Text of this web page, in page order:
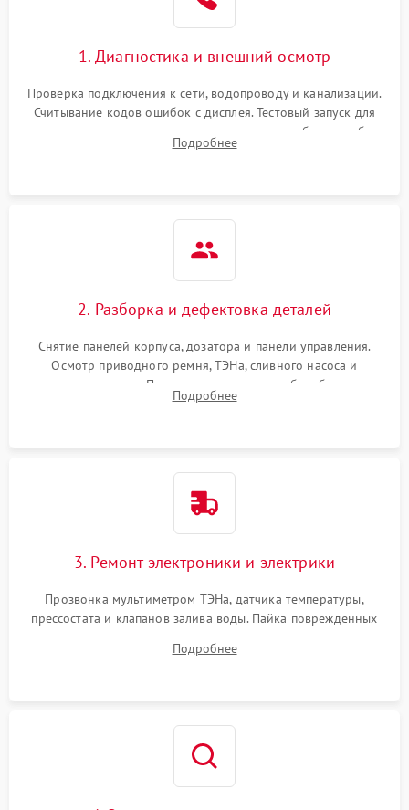
1. Диагностика и внешний осмотр
Проверка подключения к сети, водопроводу и канализации.
Считывание кодов ошибок с дисплея. Тестовый запуск для
выявления посторонних шумов, протечек или сбоев в работе
электронного модуля управления.
Подробнее
2. Разборка и дефектовка деталей
Снятие панелей корпуса, дозатора и панели управления.
Осмотр приводного ремня, ТЭНа, сливного насоса и
амортизаторов. Проверка подшипников барабана и
крестовины на износ, а манжеты люка на разрывы.
Подробнее
3. Ремонт электроники и электрики
Прозвонка мультиметром ТЭНа, датчика температуры,
прессостата и клапанов залива воды. Пайка поврежденных
Восстановление целостности проводки и контактов.
Подробнее